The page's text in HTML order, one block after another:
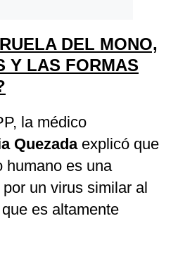
DEL MONO,
Y LAS FORMAS
la médico
Quezadaexplicó que
humano es una
un virus similar al
es altamente